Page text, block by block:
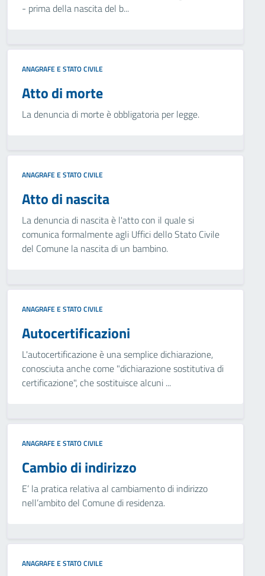
- prima della nascita del b...
ANAGRAFE E STATO CIVILE
Atto di morte
La denuncia di morte è obbligatoria per legge.
ANAGRAFE E STATO CIVILE
Atto di nascita
La denuncia di nascita è l'atto con il quale si
comunica formalmente agli Uffici dello Stato Civile
del Comune la nascita di un bambino.
ANAGRAFE E STATO CIVILE
Autocertificazioni
L'autocertificazione è una semplice dichiarazione,
conosciuta anche come "dichiarazione sostitutiva di
certificazione", che sostituisce alcuni ...
ANAGRAFE E STATO CIVILE
Cambio di indirizzo
E’ la pratica relativa al cambiamento di indirizzo
nell’ambito del Comune di residenza.
ANAGRAFE E STATO CIVILE